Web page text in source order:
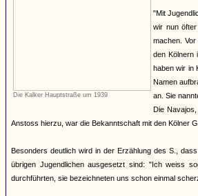
Die Kalker Hauptstraße um 1939
"Mit
wir nun
machen.
den Kölnern
haben wir in
Namen
an. Sie
Die
Anstoss hierzu, war die Bekanntschaft mit den Kölner
Besonders deutlich wird in der Erzählung des S.,
übrigen Jugendlichen ausgesetzt sind: "Ich weiss
durchführten, sie bezeichneten uns schon einmal